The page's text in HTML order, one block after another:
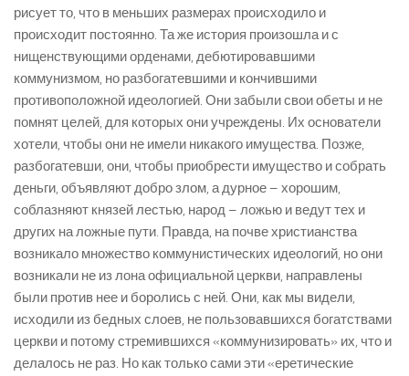
рисует то, что в меньших размерах происходило и
происходит постоянно. Та же история произошла и с
нищенствующими орденами, дебютировавшими
коммунизмом, но разбогатевшими и кончившими
противоположной идеологией. Они забыли свои обеты и не
помнят целей, для которых они учреждены. Их основатели
хотели, чтобы они не имели никакого имущества. Позже,
разбогатевши, они, чтобы приобрести имущество и собрать
деньги, объявляют добро злом, а дурное – хорошим,
соблазняют князей лестью, народ – ложью и ведут тех и
других на ложные пути. Правда, на почве христианства
возникало множество коммунистических идеологий, но они
возникали не из лона официальной церкви, направлены
были против нее и боролись с ней. Они, как мы видели,
исходили из бедных слоев, не пользовавшихся богатствами
церкви и потому стремившихся «коммунизировать» их, что и
делалось не раз. Но как только сами эти «еретические